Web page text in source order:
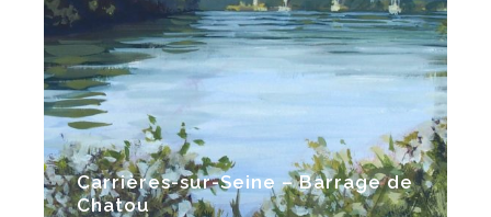
Carrières-sur-Seine – Barrage de
Chatou